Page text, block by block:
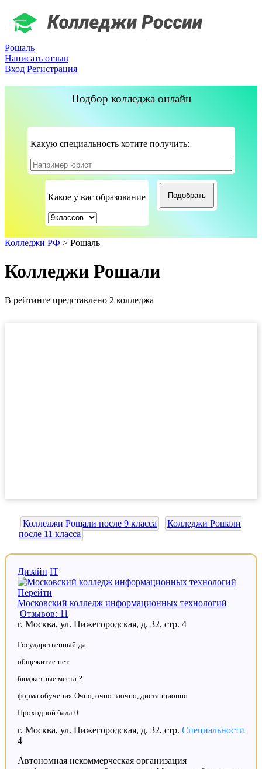
Рошаль
Написать отзыв
Вход Регистрация
Подбор колледжа онлайн
Какую специальность хотите получить:
Какое у вас образование
Колледжи РФ > Рошаль
Колледжи Рошали
В рейтинге представлено 2 колледжа
Колледжи Рошали после 9 класса
Колледжи Рошали
после 11 класса
Дизайн IT
Перейти
Московский колледж информационных технологий
Отзывов: 11
г. Москва, ул. Нижегородская, д. 32, стр. 4
Государственный:да
общежитие:нет
бюджетные места:?
форма обучения:Очно, очно-заочно, дистанционно
Проходной балл:0
Специальности
г. Москва, ул. Нижегородская, д. 32, стр.
4
Автономная некоммерческая организация